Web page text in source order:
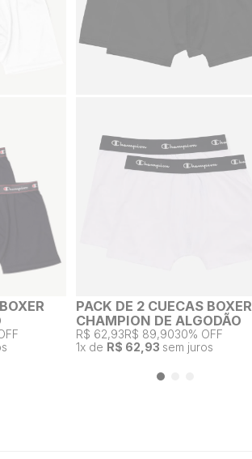
PACK DE 2 CUECAS BOXER
CHAMPION DE ALGODÃO
R$ 62,93R$ 89,9030% OFF
1x de R$ 62,93 sem juros